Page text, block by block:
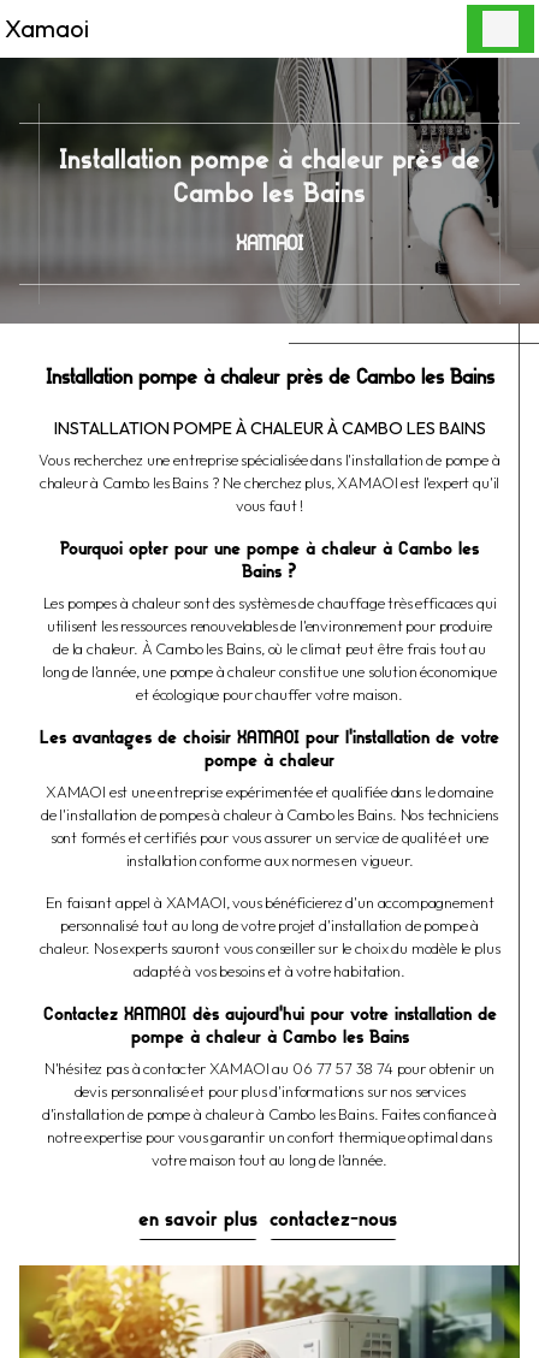
Xamaoi
Installation pompe à chaleur près de
Cambo les Bains
XAMAOI
Installation pompe à chaleur près de Cambo les Bains
INSTALLATION POMPE À CHALEUR À CAMBO LES BAINS
Vous recherchez une entreprise spécialisée dans l'installation de pompe à
chaleur à Cambo les Bains ? Ne cherchez plus, XAMAOI est l'expert qu'il
vous faut !
Pourquoi opter pour une pompe à chaleur à Cambo les
Bains ?
Les pompes à chaleur sont des systèmes de chauffage très efficaces qui
utilisent les ressources renouvelables de l'environnement pour produire
de la chaleur. À Cambo les Bains, où le climat peut être frais tout au
long de l'année, une pompe à chaleur constitue une solution économique
et écologique pour chauffer votre maison.
Les avantages de choisir XAMAOI pour l'installation de votre
pompe à chaleur
XAMAOI est une entreprise expérimentée et qualifiée dans le domaine
de l'installation de pompes à chaleur à Cambo les Bains. Nos techniciens
sont formés et certifiés pour vous assurer un service de qualité et une
installation conforme aux normes en vigueur.
En faisant appel à XAMAOI, vous bénéficierez d'un accompagnement
personnalisé tout au long de votre projet d'installation de pompe à
chaleur. Nos experts sauront vous conseiller sur le choix du modèle le plus
adapté à vos besoins et à votre habitation.
Contactez XAMAOI dès aujourd'hui pour votre installation de
pompe à chaleur à Cambo les Bains
N'hésitez pas à contacter XAMAOI au 06 77 57 38 74 pour obtenir un
devis personnalisé et pour plus d'informations sur nos services
d'installation de pompe à chaleur à Cambo les Bains. Faites confiance à
notre expertise pour vous garantir un confort thermique optimal dans
votre maison tout au long de l'année.
en savoir plus contactez-nous